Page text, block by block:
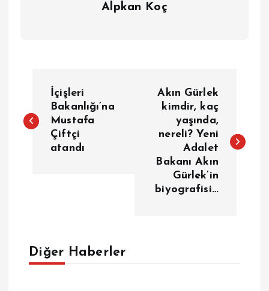
Alpkan Koç
a
z
İçişleri
Bakanlığı’na
Mustafa
Çiftçi
atandı
Akın Gürlek
kimdir, kaç
yaşında,
nereli? Yeni
Adalet
Bakanı Akın
Gürlek’in
biyografisi…
Diğer Haberler